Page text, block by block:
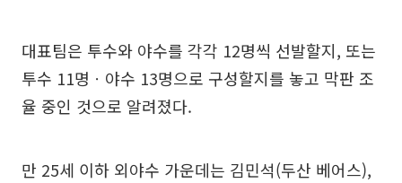
대표팀은 투수와 야수를 각각 12명씩 선발할지, 또는
투수 11명ㆍ야수 13명으로 구성할지를 놓고 막판 조
율 중인 것으로 알려졌다.
만 25세 이하 외야수 가운데는 김민석(두산 베어스),